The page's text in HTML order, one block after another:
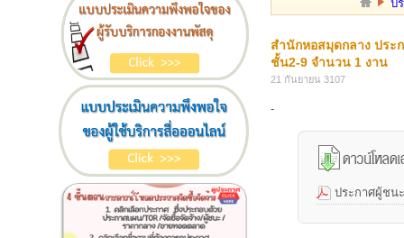
ป
สำนักหอสมุดกลาง ประ
ชั้น2-9 จำนวน 1 งาน
21 กันยายน 3107
-
ประกาศผู้ชน